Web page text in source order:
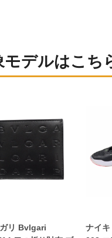
デルはこち
リ Bvlgari
ナイ